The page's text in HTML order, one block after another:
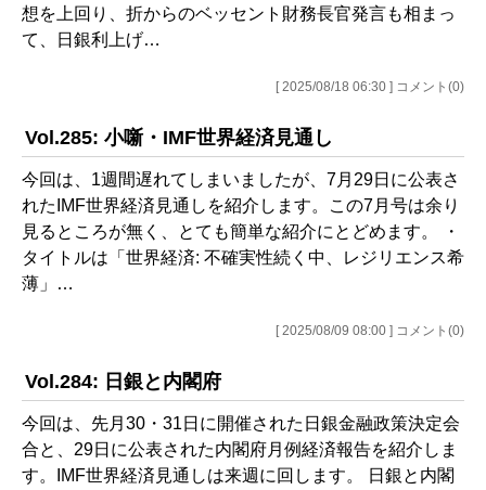
想を上回り、折からのベッセント財務長官発言も相まっ
て、日銀利上げ…
[ 2025/08/18 06:30 ] コメント(0)
Vol.285: 小噺・IMF世界経済見通し
今回は、1週間遅れてしまいましたが、7月29日に公表さ
れたIMF世界経済見通しを紹介します。この7月号は余り
見るところが無く、とても簡単な紹介にとどめます。 ・
タイトルは「世界経済: 不確実性続く中、レジリエンス希
薄」…
[ 2025/08/09 08:00 ] コメント(0)
Vol.284: 日銀と内閣府
今回は、先月30・31日に開催された日銀金融政策決定会
合と、29日に公表された内閣府月例経済報告を紹介しま
す。IMF世界経済見通しは来週に回します。 日銀と内閣